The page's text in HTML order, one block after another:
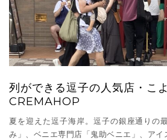
列ができる逗子の人気店・こ
CREMAHOP
夏を迎えた逗子海岸。逗子の銀座通りの
み」、ベニエ専門店「鬼助ベニエ」、アイ